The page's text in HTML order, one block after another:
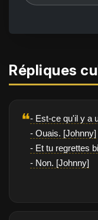
Répliques
❝- Est-ce qu'il y a
- Ouais. [Johnny]
- Et tu regrettes
- Non. [Johnny]